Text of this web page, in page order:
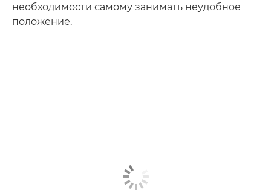
необходимости самому занимать неудобное
положение.